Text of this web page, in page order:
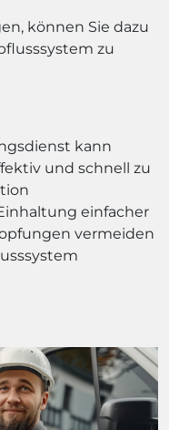
können Sie dazu
zu
kann
und schnell zu
einfacher
vermeiden